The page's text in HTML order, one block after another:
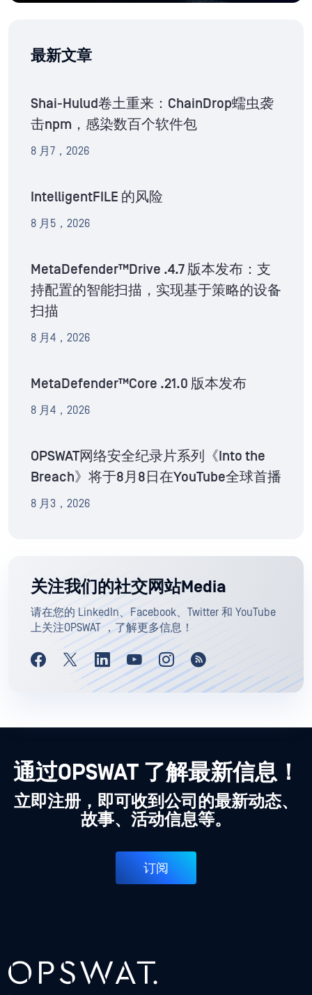
最新文章
Shai-Hulud卷土重来：ChainDrop蠕虫袭
击npm，感染数百个软件包
8 月7，2026
IntelligentFILE 的风险
8 月5，2026
MetaDefender™Drive .4.7 版本发布：支
持配置的智能扫描，实现基于策略的设备
扫描
8 月4，2026
MetaDefender™Core .21.0 版本发布
8 月4，2026
OPSWAT网络安全纪录片系列《Into the
Breach》将于8月8日在YouTube全球首播
8 月3，2026
关注我们的社交网站Media
请在您的 LinkedIn、Facebook、Twitter 和 YouTube
上关注OPSWAT ，了解更多信息！
通过OPSWAT 了解最新信息！
立即注册，即可收到公司的最新动态、
故事、活动信息等。
订阅